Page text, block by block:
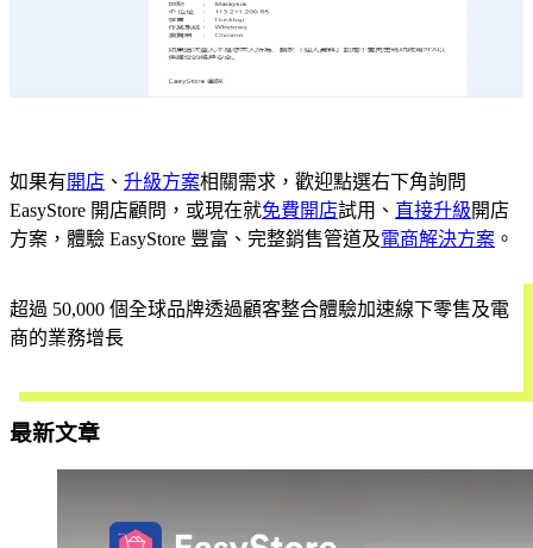
如果有開店 、 升級方案相關需求，歡迎點選右下角詢問
EasyStore 開店顧問，或現在就免費開店試用、 直接升級開店
方案，體驗 EasyStore 豐富、完整銷售管道及電商解決方案 。
超過 50,000 個全球品牌透過顧客整合體驗加速線下零售及電
商的業務增長
最新文章